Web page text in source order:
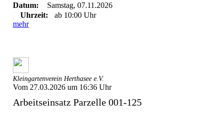
Datum:
Samstag, 07.11.2026
Uhrzeit:
ab 10:00 Uhr
mehr
Kleingartenverein Herthasee e.V.
Vom 27.03.2026 um 16:36 Uhr
Arbeitseinsatz Parzelle 001-125